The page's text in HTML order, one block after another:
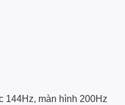
144Hz, màn hình 200Hz